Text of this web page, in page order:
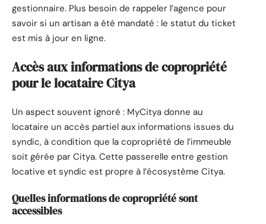
gestionnaire. Plus besoin de rappeler l’agence pour
savoir si un artisan a été mandaté : le statut du ticket
est mis à jour en ligne.
Accès aux informations de copropriété
pour le locataire Citya
Un aspect souvent ignoré : MyCitya donne au
locataire un accès partiel aux informations issues du
syndic, à condition que la copropriété de l’immeuble
soit gérée par Citya. Cette passerelle entre gestion
locative et syndic est propre à l’écosystème Citya.
Quelles informations de copropriété sont
accessibles